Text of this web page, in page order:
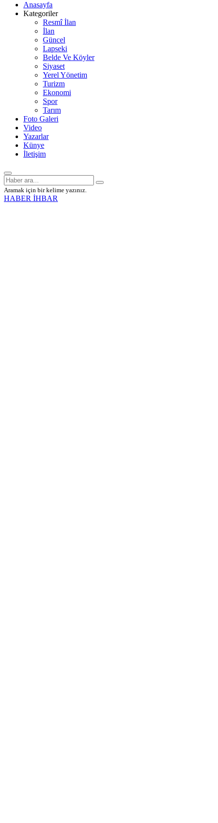
Anasayfa
Kategoriler
Resmî İlan
İlan
Güncel
Lapseki
Belde Ve Köyler
Siyaset
Yerel Yönetim
Turizm
Ekonomi
Spor
Tarım
Foto Galeri
Video
Yazarlar
Künye
İletişim
Aramak için bir kelime yazınız.
HABER İHBAR